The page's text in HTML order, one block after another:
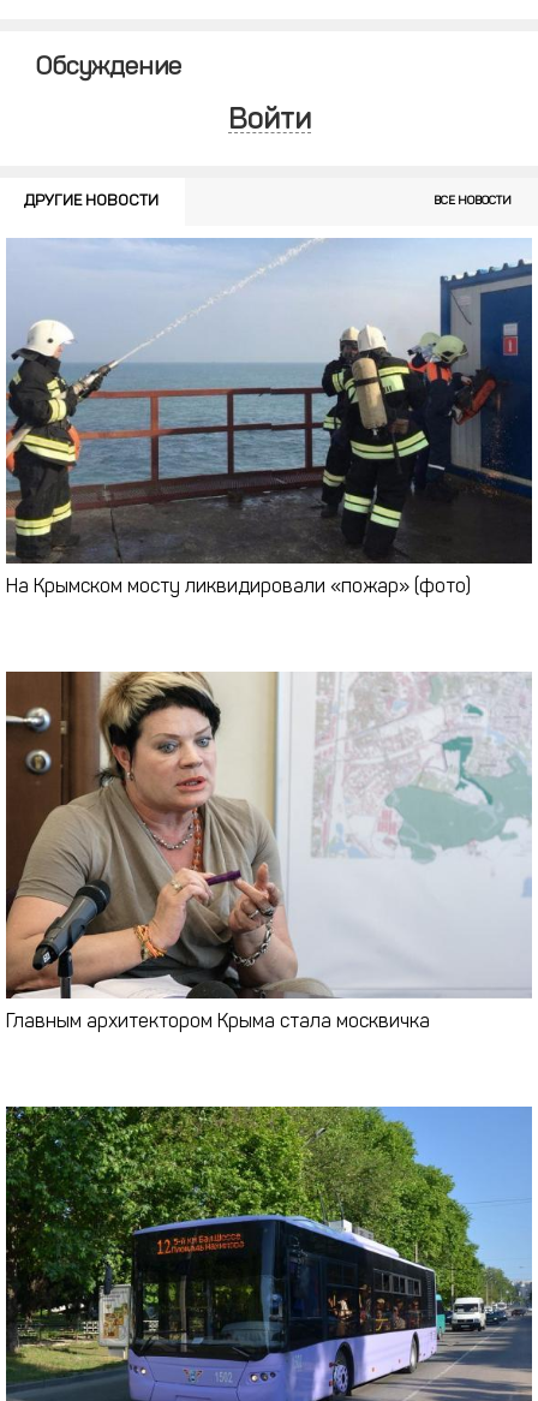
Обсуждение
Войти
На Крымском мосту ликвидировали «пожар» (фото)
Главным архитектором Крыма стала москвичка
ДРУГИЕ НОВОСТИ ВСЕ НОВОСТИ